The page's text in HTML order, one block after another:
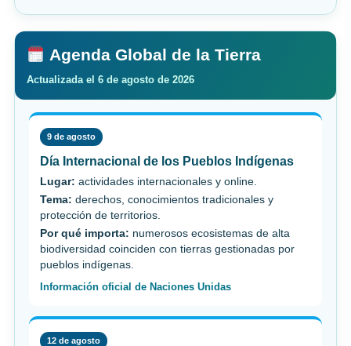
Agenda Global de la Tierra
Actualizada el 6 de agosto de 2026
9 de agosto
Día Internacional de los Pueblos Indígenas
Lugar: actividades internacionales y online.
Tema: derechos, conocimientos tradicionales y
protección de territorios.
Por qué importa: numerosos ecosistemas de alta
biodiversidad coinciden con tierras gestionadas por
pueblos indígenas.
Información oficial de Naciones Unidas
12 de agosto